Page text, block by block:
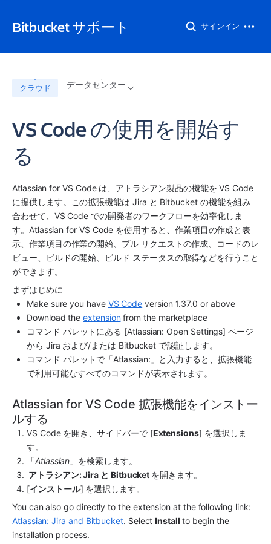
Bitbucket サポート サインイン
クラウド データセンター
VS Code の使用を開始す
る
Atlassian for VS Code は、アトラシアン製品の機能を VS Code
に提供します。この拡張機能は Jira と Bitbucket の機能を組み
合わせて、VS Code での開発者のワークフローを効率化しま
す。Atlassian for VS Code を使用すると、作業項目の作成と表
示、作業項目の作業の開始、プル リクエストの作成、コードのレ
ビュー、ビルドの開始、ビルド ステータスの取得などを行うこと
ができます。
まずはじめに
Make sure you have VS Code version 1.37.0 or above
Download the extension from the marketplace
コマンド パレットにある [Atlassian: Open Settings] ページ
から Jira および/または Bitbucket で認証します。
コマンド パレットで「Atlassian:」と入力すると、拡張機能
で利用可能なすべてのコマンドが表示されます。
Atlassian for VS Code 拡張機能をインストー
ルする
VS Code を開き、サイドバーで [Extensions] を選択しま
す。
「Atlassian 」を検索します。
アトラシアン: Jira と Bitbucket を開きます。
[インストール] を選択します。
Atlassian: Jira and Bitbucket. Select Install to begin the
installation process.